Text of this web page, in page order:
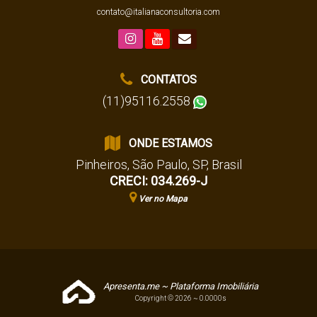
contato@italianaconsultoria.com
CONTATOS
(11)95116.2558
ONDE ESTAMOS
Pinheiros, São Paulo, SP, Brasil
CRECI: 034.269-J
Ver no Mapa
Apresenta.me ~ Plataforma Imobiliária
Copyright © 2026 ~ 0.0000s